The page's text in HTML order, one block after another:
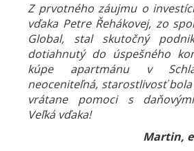
Z prvotného záujmu o
vďaka Petre Řehákovej, zo
Global, stal skutočný
dotiahnutý do úspešného
kúpe apartmánu v
neoceniteľná, starostlivosť
vrátane pomoci s
Veľká vďaka!
Martin,